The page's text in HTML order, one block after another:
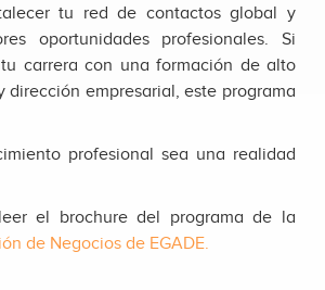
tu red de contactos global y
oportunidades profesionales. Si
carrera con una formación de alto
dirección empresarial, este programa
profesional sea una realidad
el brochure del programa de la
de Negocios de EGADE.